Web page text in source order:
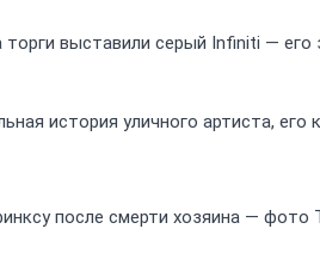
выставили серый Infiniti — его
история уличного артиста,
после смерти хозяина — фото